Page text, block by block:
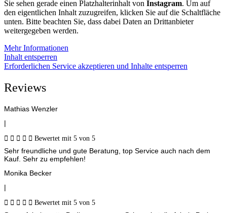
Sie sehen gerade einen Platzhalterinhalt von Instagram. Um auf
den eigentlichen Inhalt zuzugreifen, klicken Sie auf die Schaltfläche
unten. Bitte beachten Sie, dass dabei Daten an Drittanbieter
weitergegeben werden.
Mehr Informationen
Inhalt entsperren
Erforderlichen Service akzeptieren und Inhalte entsperren
Reviews
Mathias Wenzler
|
     Bewertet mit 5 von 5
Sehr freundliche und gute Beratung, top Service auch nach dem
Kauf. Sehr zu empfehlen!
Monika Becker
|
     Bewertet mit 5 von 5